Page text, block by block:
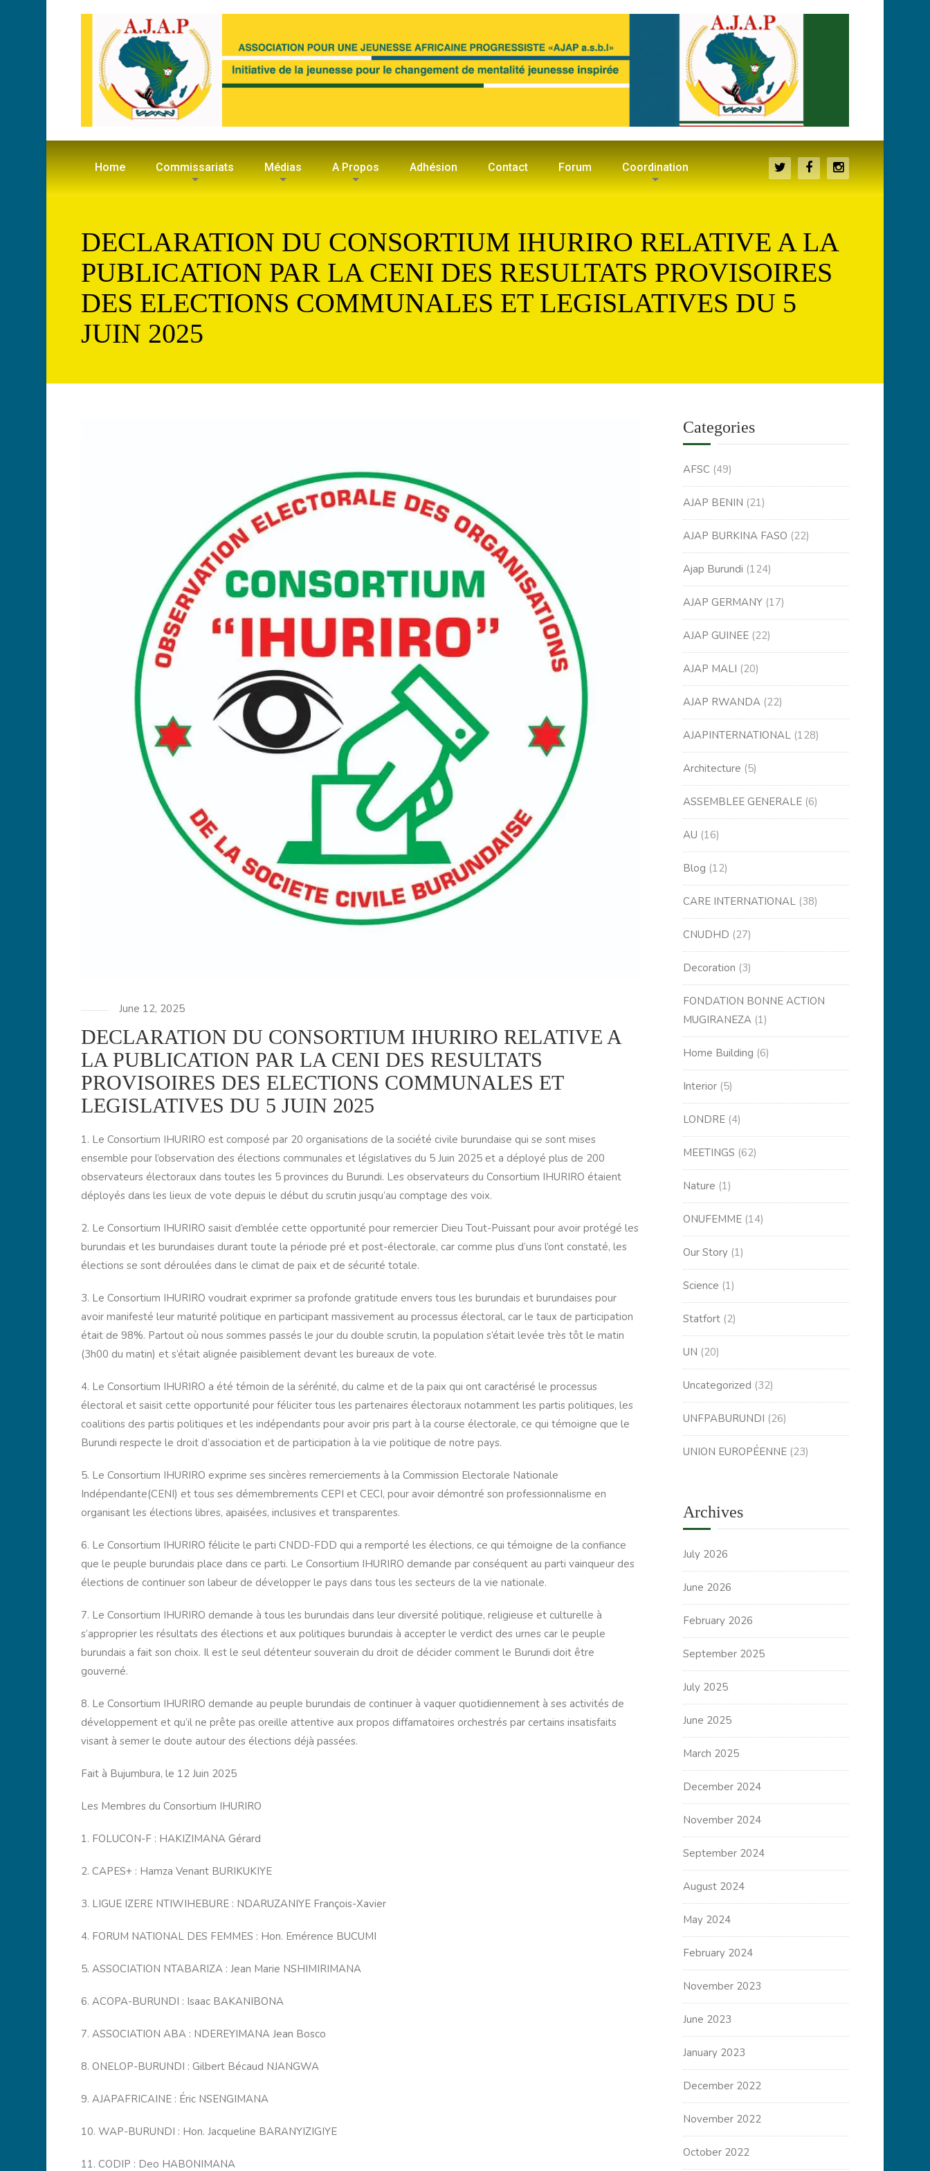
Home Commissariats Médias A Propos Adhésion Contact Forum Coordination
DECLARATION DU CONSORTIUM IHURIRO RELATIVE A LA
PUBLICATION PAR LA CENI DES RESULTATS PROVISOIRES
DES ELECTIONS COMMUNALES ET LEGISLATIVES DU 5
JUIN 2025
June 12, 2025
DECLARATION DU CONSORTIUM IHURIRO RELATIVE A
LA PUBLICATION PAR LA CENI DES RESULTATS
PROVISOIRES DES ELECTIONS COMMUNALES ET
LEGISLATIVES DU 5 JUIN 2025
1. Le Consortium IHURIRO est composé par 20 organisations de la société civile burundaise qui se sont mises
ensemble pour l’observation des élections communales et législatives du 5 Juin 2025 et a déployé plus de 200
observateurs électoraux dans toutes les 5 provinces du Burundi. Les observateurs du Consortium IHURIRO étaient
déployés dans les lieux de vote depuis le début du scrutin jusqu’au comptage des voix.
2. Le Consortium IHURIRO saisit d’emblée cette opportunité pour remercier Dieu Tout-Puissant pour avoir protégé les
burundais et les burundaises durant toute la période pré et post-électorale, car comme plus d’uns l’ont constaté, les
élections se sont déroulées dans le climat de paix et de sécurité totale.
3. Le Consortium IHURIRO voudrait exprimer sa profonde gratitude envers tous les burundais et burundaises pour
avoir manifesté leur maturité politique en participant massivement au processus électoral, car le taux de participation
était de 98%. Partout où nous sommes passés le jour du double scrutin, la population s’était levée très tôt le matin
(3h00 du matin) et s’était alignée paisiblement devant les bureaux de vote.
4. Le Consortium IHURIRO a été témoin de la sérénité, du calme et de la paix qui ont caractérisé le processus
électoral et saisit cette opportunité pour féliciter tous les partenaires électoraux notamment les partis politiques, les
coalitions des partis politiques et les indépendants pour avoir pris part à la course électorale, ce qui témoigne que le
Burundi respecte le droit d’association et de participation à la vie politique de notre pays.
5. Le Consortium IHURIRO exprime ses sincères remerciements à la Commission Electorale Nationale
Indépendante(CENI) et tous ses démembrements CEPI et CECI, pour avoir démontré son professionnalisme en
organisant les élections libres, apaisées, inclusives et transparentes.
6. Le Consortium IHURIRO félicite le parti CNDD-FDD qui a remporté les élections, ce qui témoigne de la confiance
que le peuple burundais place dans ce parti. Le Consortium IHURIRO demande par conséquent au parti vainqueur des
élections de continuer son labeur de développer le pays dans tous les secteurs de la vie nationale.
7. Le Consortium IHURIRO demande à tous les burundais dans leur diversité politique, religieuse et culturelle à
s’approprier les résultats des élections et aux politiques burundais à accepter le verdict des urnes car le peuple
burundais a fait son choix. Il est le seul détenteur souverain du droit de décider comment le Burundi doit être
gouverné.
8. Le Consortium IHURIRO demande au peuple burundais de continuer à vaquer quotidiennement à ses activités de
développement et qu’il ne prête pas oreille attentive aux propos diffamatoires orchestrés par certains insatisfaits
visant à semer le doute autour des élections déjà passées.
Fait à Bujumbura, le 12 Juin 2025
Les Membres du Consortium IHURIRO
1. FOLUCON-F : HAKIZIMANA Gérard
2. CAPES+ : Hamza Venant BURIKUKIYE
3. LIGUE IZERE NTIWIHEBURE : NDARUZANIYE François-Xavier
4. FORUM NATIONAL DES FEMMES : Hon. Emérence BUCUMI
5. ASSOCIATION NTABARIZA : Jean Marie NSHIMIRIMANA
6. ACOPA-BURUNDI : Isaac BAKANIBONA
7. ASSOCIATION ABA : NDEREYIMANA Jean Bosco
8. ONELOP-BURUNDI : Gilbert Bécaud NJANGWA
9. AJAPAFRICAINE : Éric NSENGIMANA
10. WAP-BURUNDI : Hon. Jacqueline BARANYIZIGIYE
11. CODIP : Deo HABONIMANA
Categories
AFSC (49)
AJAP BENIN (21)
AJAP BURKINA FASO (22)
Ajap Burundi (124)
AJAP GERMANY (17)
AJAP GUINEE (22)
AJAP MALI (20)
AJAP RWANDA (22)
AJAPINTERNATIONAL (128)
Architecture (5)
ASSEMBLEE GENERALE (6)
AU (16)
Blog (12)
CARE INTERNATIONAL (38)
CNUDHD (27)
Decoration (3)
FONDATION BONNE ACTION
MUGIRANEZA (1)
Home Building (6)
Interior (5)
LONDRE (4)
MEETINGS (62)
Nature (1)
ONUFEMME (14)
Our Story (1)
Science (1)
Statfort (2)
UN (20)
Uncategorized (32)
UNFPABURUNDI (26)
UNION EUROPÉENNE (23)
Archives
July 2026
June 2026
February 2026
September 2025
July 2025
June 2025
March 2025
December 2024
November 2024
September 2024
August 2024
May 2024
February 2024
November 2023
June 2023
January 2023
December 2022
November 2022
October 2022